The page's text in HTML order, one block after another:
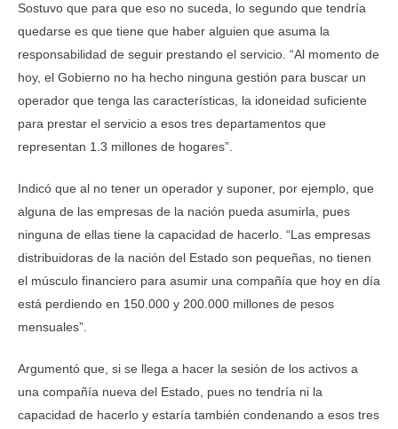
Sostuvo que para que eso no suceda, lo segundo que tendría
quedarse es que tiene que haber alguien que asuma la
responsabilidad de seguir prestando el servicio. “Al momento de
hoy, el Gobierno no ha hecho ninguna gestión para buscar un
operador que tenga las características, la idoneidad suficiente
para prestar el servicio a esos tres departamentos que
representan 1.3 millones de hogares”.
Indicó que al no tener un operador y suponer, por ejemplo, que
alguna de las empresas de la nación pueda asumirla, pues
ninguna de ellas tiene la capacidad de hacerlo. “Las empresas
distribuidoras de la nación del Estado son pequeñas, no tienen
el músculo financiero para asumir una compañía que hoy en día
está perdiendo en 150.000 y 200.000 millones de pesos
mensuales”.
Argumentó que, si se llega a hacer la sesión de los activos a
una compañía nueva del Estado, pues no tendría ni la
capacidad de hacerlo y estaría también condenando a esos tres